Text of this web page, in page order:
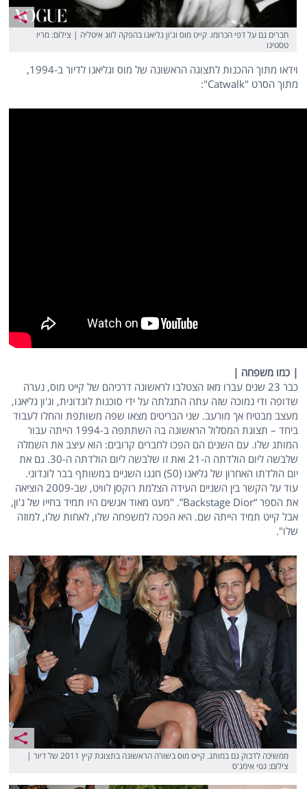
חברים גם על דפי הכרומו. קייט מוס וג'ון גליאנו בהפקה לווג איטליה | צילום: מריו
טסטינו
וידאו מתוך ההכנות לתצוגה הראשונה של מוס וגליאנו לדיור ב-1994,
מתוך הסרט "Catwalk":
| כמו משפחה |
כבר 23 שנים עברו מאז הצטלבו לראשונה דרכיהם של קייט מוס, נערה
שדופה ודי נמוכה שזה עתה התגלתה על ידי סוכנות לונדונית, וג'ון גליאנו,
מעצב מבטיח אך מורעב. שני הבריטים מצאו שפה משותפת והחלו לעבוד
ביחד – תצוגת המסלול הראשונה בה השתתפה ב-1994 הייתה עבור
המותג שלו. עם השנים הם הפכו לחברים קרובים: הוא עיצב את השמלה
שלבשה ליום הולדתה ה-21 ואת זו שלבשה ליום הולדתה ה-30. גם את
יום הולדתו האחרון של גליאנו (50) חגגו השניים במשותף בבר לונדוני.
עוד על הקשר בין השניים העידה הצלמת רוקסן לוויט, שב-2009 הוציאה
את הספר “Backstage Dior”. "מעט מאוד אנשים היו תמיד בחייו של ג'ון,
אבל קייט תמיד הייתה שם. היא הפכה למשפחה שלו, לאחות שלו, למוזה
שלו".
ממשיכה לדבוק גם במותג. קייט מוס בשורה הראשונה בתצוגת קיץ 2011 של דיור |
צילום: גטי אימג'ס